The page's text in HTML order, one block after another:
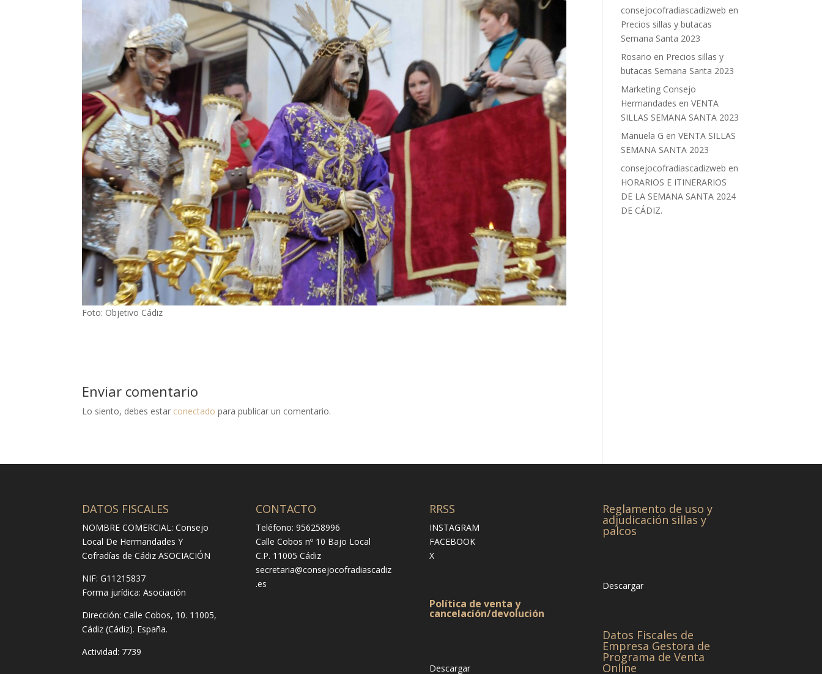
Foto: Objetivo Cádiz
Enviar comentario
Lo siento, debes estar conectado para publicar un comentario.
consejocofradiascadizweb en
Precios sillas y butacas
Semana Santa 2023
Rosario en Precios sillas y
butacas Semana Santa 2023
Marketing Consejo
Hermandades enVENTA
SILLAS SEMANA SANTA 2023
Manuela G enVENTA SILLAS
SEMANA SANTA 2023
consejocofradiascadizweb en
HORARIOS E ITINERARIOS
DE LA SEMANA SANTA 2024
DE CÁDIZ.
DATOS FISCALES
NOMBRE COMERCIAL: Consejo
Local De Hermandades Y
Cofradías de Cádiz ASOCIACIÓN
NIF: G11215837
Forma jurídica:Asociación
Dirección:Calle Cobos, 10. 11005,
Cádiz (Cádiz). España.
Actividad: 7739
CONTACTO
Teléfono: 956258996
Calle Cobos nº 10 Bajo Local
C.P. 11005 Cádiz
secretaria@consejocofradiascadiz
.es
RRSS
INSTAGRAM
FACEBOOK
X
Política de venta y
cancelación/devolución
Descargar
Reglamento de uso y
adjudicación sillas y
palcos
Descargar
Datos Fiscales de
Empresa Gestora de
Programa de Venta
Online